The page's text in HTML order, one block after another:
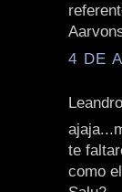
4 DE
te
como